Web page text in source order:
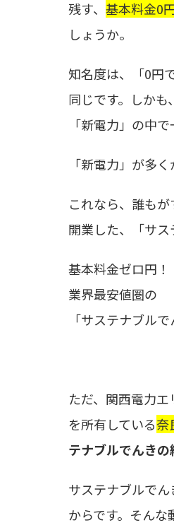
残す、 基本料金0
しょうか。
知名度は、「0円
同じです。しか
「新電力」の中
「新電力」が多
これなら、誰も
開業した、「サス
基本料金ゼロ円！
業界最安値圏の
「サステナブル
ただ、関西電力
を所有している奈
テナブルでんき
サステナブルで
からです。そんな